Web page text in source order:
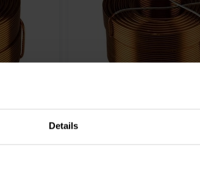
Details
1,2 mH |
Jantzen Audio000-1264